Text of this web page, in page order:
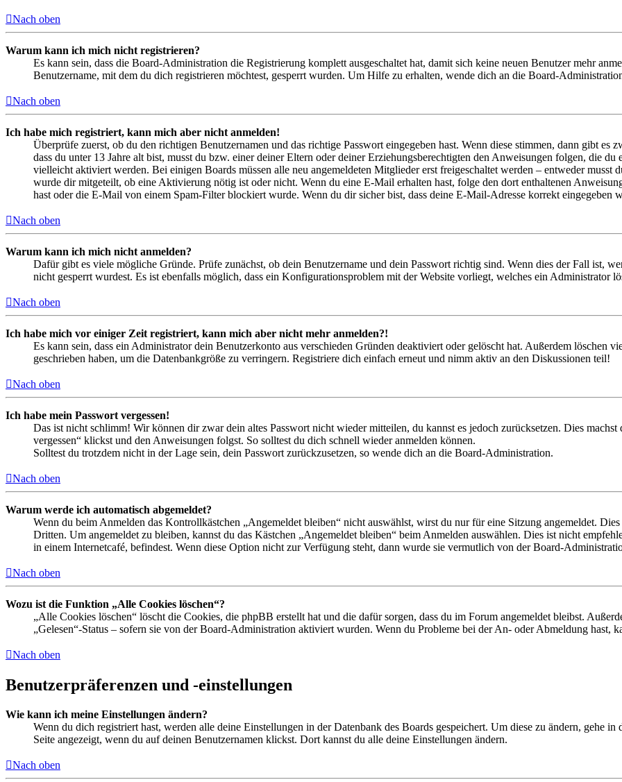
Nach oben
Warum kann ich mich nicht registrieren?
Es kann sein, dass die Board-Administration die Registrierung komplett ausgeschaltet hat, damit sich keine neuen Benutzer mehr
Benutzername, mit dem du dich registrieren möchtest, gesperrt wurden. Um Hilfe zu erhalten, wende dich an die Board-
Nach oben
Ich habe mich registriert, kann mich aber nicht anmelden!
Überprüfe zuerst, ob du den richtigen Benutzernamen und das richtige Passwort eingegeben hast. Wenn diese stimmen, dann gibt es
dass du unter 13 Jahre alt bist, musst du bzw. einer deiner Eltern oder deiner Erziehungsberechtigten den Anweisungen folgen, die
vielleicht aktiviert werden. Bei einigen Boards müssen alle neu angemeldeten Mitglieder erst freigeschaltet werden – entweder musst
wurde dir mitgeteilt, ob eine Aktivierung nötig ist oder nicht. Wenn du eine E-Mail erhalten hast, folge den dort enthaltenen
hast oder die E-Mail von einem Spam-Filter blockiert wurde. Wenn du dir sicher bist, dass deine E-Mail-Adresse korrekt eingegeben
Nach oben
Warum kann ich mich nicht anmelden?
Dafür gibt es viele mögliche Gründe. Prüfe zunächst, ob dein Benutzername und dein Passwort richtig sind. Wenn dies der Fall ist,
nicht gesperrt wurdest. Es ist ebenfalls möglich, dass ein Konfigurationsproblem mit der Website vorliegt, welches ein Administrator
Nach oben
Ich habe mich vor einiger Zeit registriert, kann mich aber nicht mehr anmelden?!
Es kann sein, dass ein Administrator dein Benutzerkonto aus verschieden Gründen deaktiviert oder gelöscht hat. Außerdem löschen
geschrieben haben, um die Datenbankgröße zu verringern. Registriere dich einfach erneut und nimm aktiv an den Diskussionen teil!
Nach oben
Ich habe mein Passwort vergessen!
Das ist nicht schlimm! Wir können dir zwar dein altes Passwort nicht wieder mitteilen, du kannst es jedoch zurücksetzen. Dies
vergessen“ klickst und den Anweisungen folgst. So solltest du dich schnell wieder anmelden können.
Solltest du trotzdem nicht in der Lage sein, dein Passwort zurückzusetzen, so wende dich an die Board-Administration.
Nach oben
Warum werde ich automatisch abgemeldet?
Wenn du beim Anmelden das Kontrollkästchen „Angemeldet bleiben“ nicht auswählst, wirst du nur für eine Sitzung angemeldet.
Dritten. Um angemeldet zu bleiben, kannst du das Kästchen „Angemeldet bleiben“ beim Anmelden auswählen. Dies ist nicht
in einem Internetcafé, befindest. Wenn diese Option nicht zur Verfügung steht, dann wurde sie vermutlich von der Board-
Nach oben
Wozu ist die Funktion „Alle Cookies löschen“?
„Alle Cookies löschen“ löscht die Cookies, die phpBB erstellt hat und die dafür sorgen, dass du im Forum angemeldet bleibst.
„Gelesen“-Status – sofern sie von der Board-Administration aktiviert wurden. Wenn du Probleme bei der An- oder Abmeldung hast,
Nach oben
Benutzerpräferenzen und -einstellungen
Wie kann ich meine Einstellungen ändern?
Wenn du dich registriert hast, werden alle deine Einstellungen in der Datenbank des Boards gespeichert. Um diese zu ändern, gehe
Seite angezeigt, wenn du auf deinen Benutzernamen klickst. Dort kannst du alle deine Einstellungen ändern.
Nach oben